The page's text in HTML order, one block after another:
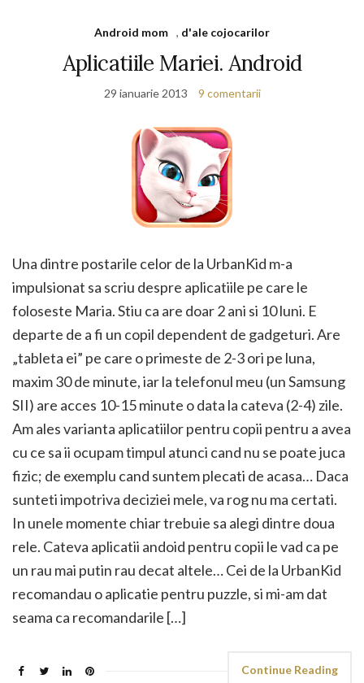
Android mom , d'ale cojocarilor
Aplicatiile Mariei. Android
29 ianuarie 2013 9 comentarii
Una dintre postarile celor de la UrbanKid m-a
impulsionat sa scriu despre aplicatiile pe care le
foloseste Maria. Stiu ca are doar 2 ani si 10 luni. E
departe de a fi un copil dependent de gadgeturi. Are
„tableta ei” pe care o primeste de 2-3 ori pe luna,
maxim 30 de minute, iar la telefonul meu (un Samsung
SII) are acces 10-15 minute o data la cateva (2-4) zile.
Am ales varianta aplicatiilor pentru copii pentru a avea
cu ce sa ii ocupam timpul atunci cand nu se poate juca
fizic; de exemplu cand suntem plecati de acasa… Daca
sunteti impotriva deciziei mele, va rog nu ma certati.
In unele momente chiar trebuie sa alegi dintre doua
rele. Cateva aplicatii andoid pentru copii le vad ca pe
un rau mai putin rau decat altele… Cei de la UrbanKid
recomandau o aplicatie pentru puzzle, si mi-am dat
seama ca recomandarile […]
Continue Reading